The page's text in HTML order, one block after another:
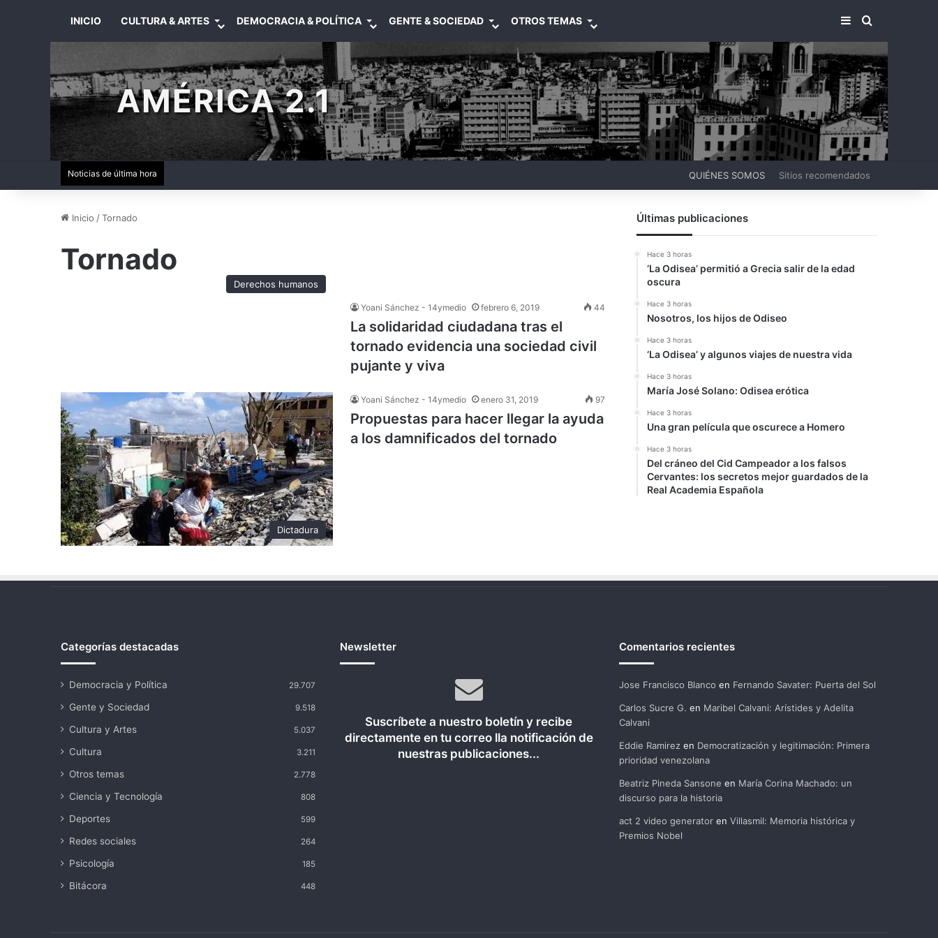
INICIO CULTURA & ARTES DEMOCRACIA & POLÍTICA GENTE & SOCIEDAD OTROS TEMAS BARRA LATERAL
BUSCAR
AMÉRICA 2.1
Noticias de última hora QUIÉNES SOMOS Sitios recomendados
Inicio /Tornado
Tornado
Derechos humanos
Yoani Sánchez - 14ymedio febrero 6, 2019 44
La solidaridad ciudadana tras el
tornado evidencia una sociedad civil
pujante y viva
Dictadura
Yoani Sánchez - 14ymedio enero 31, 2019 97
Propuestas para hacer llegar la ayuda
a los damnificados del tornado
Últimas publicaciones
Hace 3 horas
‘La Odisea’ permitió a Grecia salir de la edad
oscura
Hace 3 horas
Nosotros, los hijos de Odiseo
Hace 3 horas
‘La Odisea’ y algunos viajes de nuestra vida
Hace 3 horas
María José Solano: Odisea erótica
Hace 3 horas
Una gran película que oscurece a Homero
Hace 3 horas
Del cráneo del Cid Campeador a los falsos
Cervantes: los secretos mejor guardados de la
Real Academia Española
Categorías destacadas
Democracia y Política 29.707
Gente y Sociedad 9.518
Cultura y Artes 5.037
Cultura 3.211
Otros temas 2.778
Ciencia y Tecnología 808
Deportes 599
Redes sociales 264
Psicología 185
Bitácora 448
Newsletter
Suscríbete a nuestro boletín y recibe
directamente en tu correo lla notificación de
nuestras publicaciones...
Comentarios recientes
Jose Francisco Blanco en Fernando Savater: Puerta del Sol
Carlos Sucre G. en Maribel Calvani: Arístides y Adelita
Calvani
Eddie Ramirezen Democratización y legitimación: Primera
prioridad venezolana
Beatriz Pineda Sansone en María Corina Machado: un
discurso para la historia
act 2 video generatoren Villasmil: Memoria histórica y
Premios Nobel